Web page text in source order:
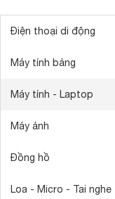
Điện thoại di động
Máy tính bảng
Máy tính - Laptop
Máy ảnh
Đồng hồ
Loa - Micro - Tai nghe